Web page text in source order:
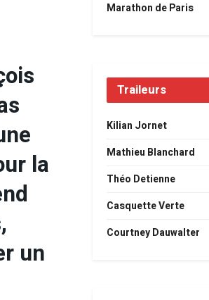
la
un
Marathon de Paris
Traileurs
Kilian Jornet
Mathieu Blanchard
Théo Detienne
Casquette Verte
Courtney Dauwalter